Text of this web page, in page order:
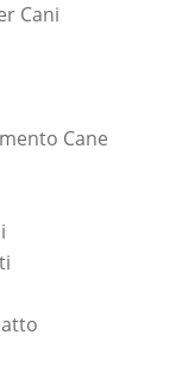
Cani
Cane